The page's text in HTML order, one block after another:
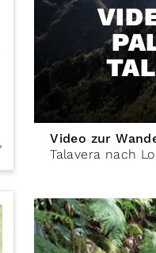
Video zur
Talavera nach